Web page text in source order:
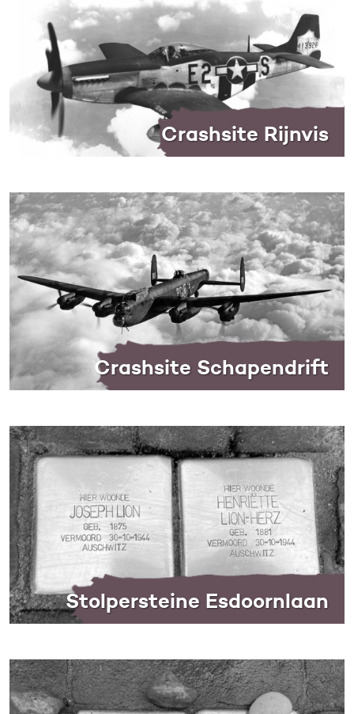
Crashsite Rijnvis
Crashsite Schapendrift
Stolpersteine Esdoornlaan